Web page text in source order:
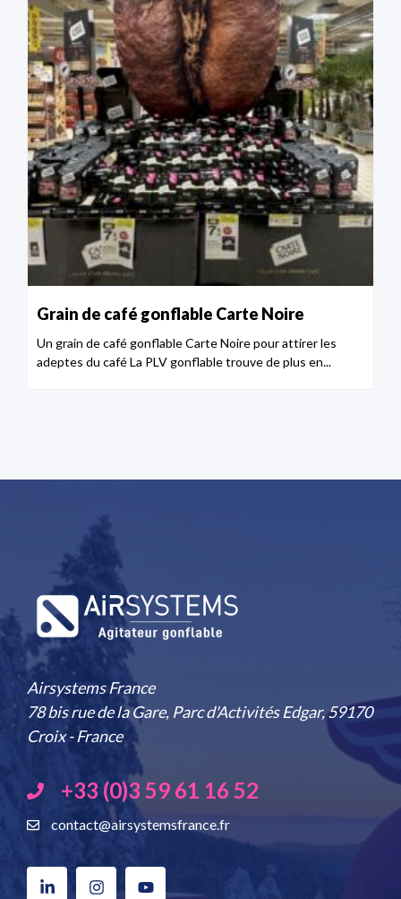
Grain de café gonflable Carte Noire
Un grain de café gonflable Carte Noire pour attirer les
adeptes du café La PLV gonflable trouve de plus en...
Airsystems France
78 bis rue de la Gare, Parc d'Activités Edgar, 59170
Croix - France
+33 (0)3 59 61 16 52
contact@airsystemsfrance.fr